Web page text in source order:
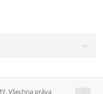
Všechna práva